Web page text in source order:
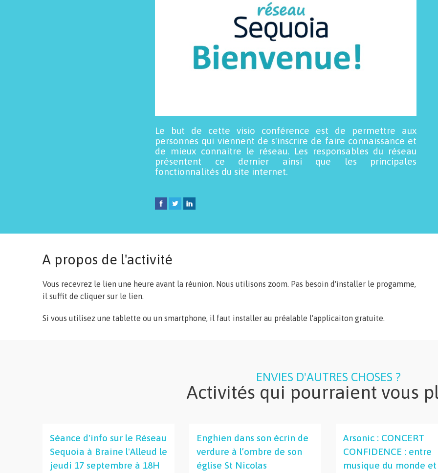
Le but de cette visio conférence est de permettre aux
personnes qui viennent de s'inscrire de faire connaissance et
de mieux connaitre le réseau. Les responsables du réseau
présentent ce dernier ainsi que les principales
fonctionnalités du site internet.
A propos de l'activité
Vous recevrez le lien une heure avant la réunion. Nous utilisons zoom. Pas besoin d'installer le progamme,
il suffit de cliquer sur le lien.
Si vous utilisez une tablette ou un smartphone, il faut installer au préalable l'applicaiton gratuite.
ENVIES D'AUTRES CHOSES ?
Activités qui pourraient vous
Séance d'info sur le Réseau
Sequoia à Braine l'Alleud le
jeudi 17 septembre à 18H
Enghien dans son écrin de
verdure à l’ombre de son
église St Nicolas
Arsonic : CONCERT
CONFIDENCE : entre
musique du monde et